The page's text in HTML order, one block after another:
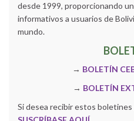
desde 1999, proporcionando
informativos a usuarios de
mundo.
→ BOLETÍN
→ BOLETÍN
Si desea recibir estos